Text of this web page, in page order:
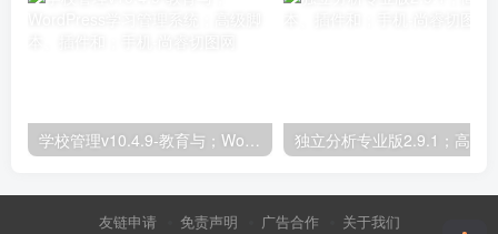
学校管理v10.4.9-教育与；WordPress学习管理系统；高级脚本、插件和；手机
友链申请 免责声明 广告合作 关于我们